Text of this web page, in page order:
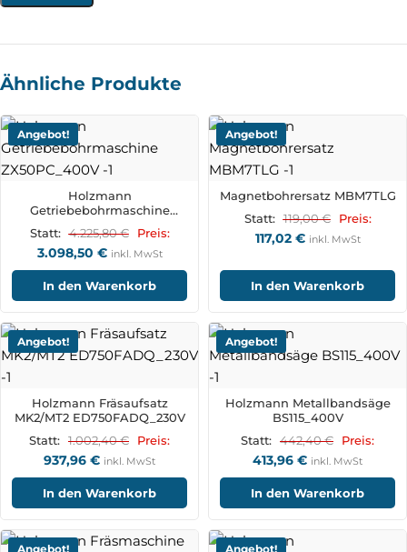
Ähnliche Produkte
Angebot!
Holzmann
Getriebebohrmaschine
Statt: 4.225,80€ Preis:
3.098,50 € inkl. MwSt
In den Warenkorb
Angebot!
Magnetbohrersatz MBM7TLG
Statt: 119,00€ Preis:
117,02 € inkl. MwSt
In den Warenkorb
Angebot!
Holzmann Fräsaufsatz
MK2/MT2 ED750FADQ_230V
Statt: 1.002,40€ Preis:
937,96 € inkl. MwSt
In den Warenkorb
Angebot!
Holzmann Metallbandsäge
BS115_400V
Statt: 442,40€ Preis:
413,96 € inkl. MwSt
In den Warenkorb
Angebot! Angebot!